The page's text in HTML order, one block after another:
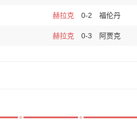
赫拉克 0-2 福伦丹
赫拉克 0-3 阿贾克